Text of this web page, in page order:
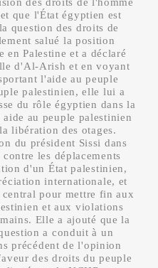
que l'État égyptien est
question des droits de
salué la position
en Palestine et a déclaré
d'Al-Arish et en voyant
l'aide au peuple
palestinien, elle lui a
du rôle égyptien dans la
au peuple palestinien
libération des otages.
du président Sissi dans
les déplacements
d'un État palestinien,
internationale, et
pour mettre fin aux
et aux violations
Elle a ajouté que la
a conduit à un
précédent de l'opinion
des droits du peuple